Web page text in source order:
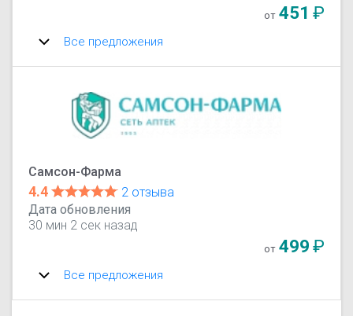
от 451 ₽
Все предложения
Самсон-Фарма
4.4
2 отзыва
Дата обновления
30 мин 2 сек назад
от 499₽
Все предложения